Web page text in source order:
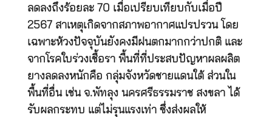
ลดลงถึงร้อยละ 70 เมื่อเปรียบเทียบกับเมื่อปี
2567 สาเหตุเกิดจากสภาพอากาศแปรปรวน โดย
เฉพาะห้วงปัจจุบันยังคงมีฝนตกมากกว่าปกติ และ
จากโรคใบร่วงเชื้อรา พื้นที่ที่ประสบปัญหาผลผลิต
ยางลดลงหนักคือ กลุ่มจังหวัดชายแดนใต้ ส่วนใน
พื้นที่อื่น เช่น จ.พัทลุง นครศรีธรรมราช สงขลา ได้
รับผลกระทบ แต่ไม่รุนแรงเท่า ซึ่งส่งผลให้